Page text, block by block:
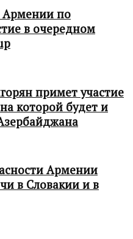
Армении по
в очередном
примет участие
которой будет и
Армении
в Словакии и в